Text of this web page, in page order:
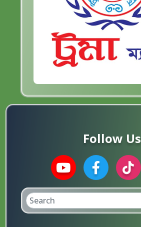
Follow Us